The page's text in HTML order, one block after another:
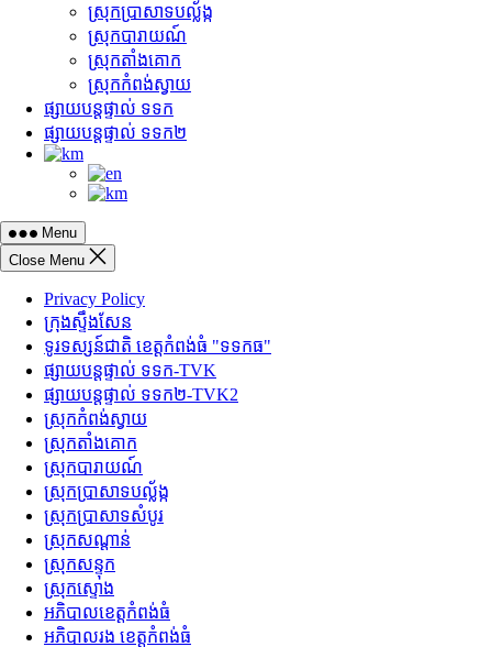
ស្រុកប្រាសាទបល្ល័ង្ក
ស្រុកបារាយណ៍
ស្រុកតាំងគោក
ស្រុកកំពង់ស្វាយ
ផ្សាយបន្តផ្ទាល់ ទទក
ផ្សាយបន្តផ្ទាល់ ទទក២
Menu
Close Menu
Privacy Policy
ក្រុងស្ទឹងសែន
ទូរទស្សន៍ជាតិ ខេត្តកំពង់ធំ "ទទកធ"
ផ្សាយបន្តផ្ទាល់ ទទក-TVK
ផ្សាយបន្តផ្ទាល់ ទទក២-TVK2
ស្រុកកំពង់ស្វាយ
ស្រុកតាំងគោក
ស្រុកបារាយណ៍
ស្រុកប្រាសាទបល្ល័ង្ក
ស្រុកប្រាសាទសំបូរ
ស្រុកសណ្តាន់
ស្រុកសន្ទុក
ស្រុកស្ទោង
អភិបាលខេត្តកំពង់ធំ
អភិបាលរង ខេត្តកំពង់ធំ